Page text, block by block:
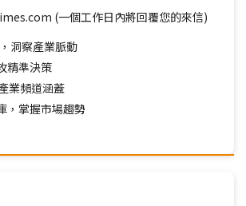
(一個工作日內將回覆您的來信)
洞察產業脈動
精準決策
業頻道涵蓋
，掌握市場趨勢